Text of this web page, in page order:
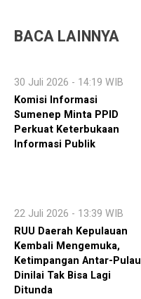
BACA LAINNYA
30 Juli 2026 - 14:19 WIB
Komisi Informasi
Sumenep Minta PPID
Perkuat Keterbukaan
Informasi Publik
22 Juli 2026 - 13:39 WIB
RUU Daerah Kepulauan
Kembali Mengemuka,
Ketimpangan Antar-Pulau
Dinilai Tak Bisa Lagi
Ditunda